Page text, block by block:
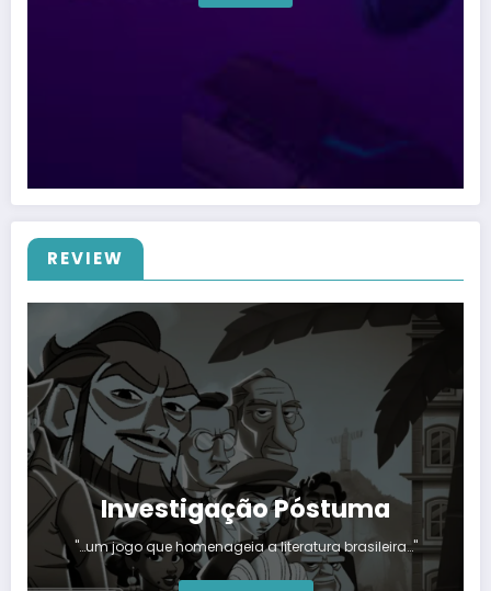
REVIEW
Investigação Póstuma
"…um jogo que homenageia a literatura brasileira…"